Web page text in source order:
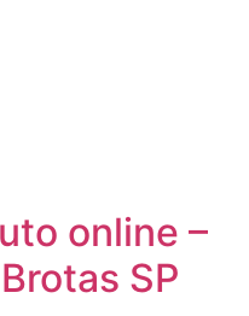
online –
SP